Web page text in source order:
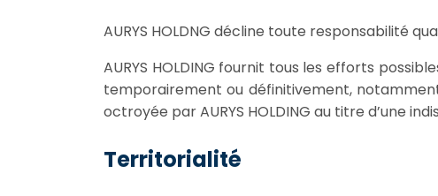
AURYS HOLDNG décline toute responsabilité
AURYS HOLDING fournit tous les efforts
temporairement ou définitivement,
octroyée par AURYS HOLDING au titre d’une
Territorialité